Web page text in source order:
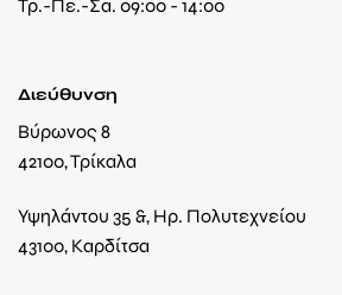
Τρ.-Πε.-Σα. 09:00 - 14:00
Διεύθυνση
Βύρωνος 8
42100, Τρίκαλα
Υψηλάντου 35 &, Ηρ. Πολυτεχνείου
43100, Καρδίτσα